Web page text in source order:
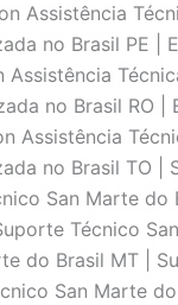
Assistência
no Brasil PE |
no Brasil RO |
Assistência
no Brasil TO
San Marte do
Técnico San
do Brasil MT |
San Marte